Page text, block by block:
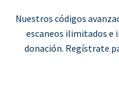
Nuestros códigos
escaneos ilimitados e
donación. Regístrate